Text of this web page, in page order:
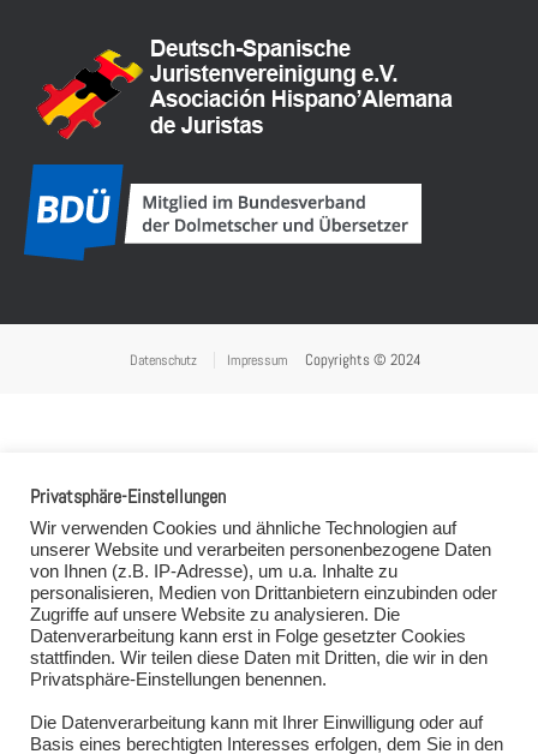
Datenschutz Impressum Copyrights © 2024
Privatsphäre-Einstellungen
Wir verwenden Cookies und ähnliche Technologien auf
unserer Website und verarbeiten personenbezogene Daten
von Ihnen (z.B. IP-Adresse), um u.a. Inhalte zu
personalisieren, Medien von Drittanbietern einzubinden oder
Zugriffe auf unsere Website zu analysieren. Die
Datenverarbeitung kann erst in Folge gesetzter Cookies
stattfinden. Wir teilen diese Daten mit Dritten, die wir in den
Privatsphäre-Einstellungen benennen.
Die Datenverarbeitung kann mit Ihrer Einwilligung oder auf
Basis eines berechtigten Interesses erfolgen, dem Sie in den